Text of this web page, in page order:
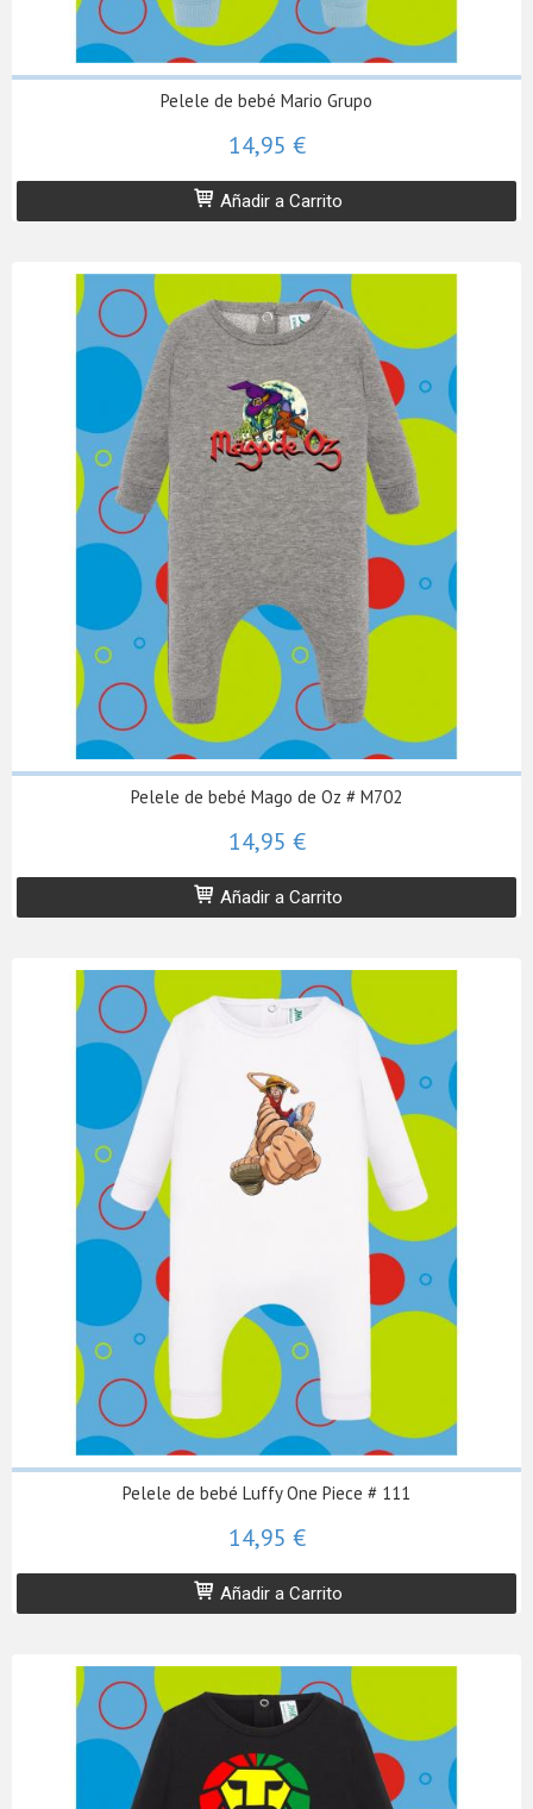
Pelele de bebé Mario Grupo
14,95 €
Añadir a Carrito
Pelele de bebé Mago de Oz # M702
14,95 €
Añadir a Carrito
Pelele de bebé Luffy One Piece # 111
14,95 €
Añadir a Carrito